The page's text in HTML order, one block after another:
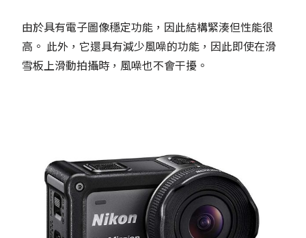
由於具有電子圖像穩定功能，因此結構緊湊但性能很
高。 此外，它還具有減少風噪的功能，因此即使在滑
雪板上滑動拍攝時，風噪也不會干擾。